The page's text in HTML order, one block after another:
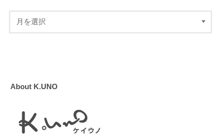
About K.UNO